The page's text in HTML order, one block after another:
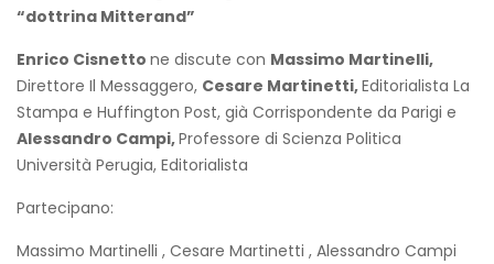
“dottrina Mitterand”
Enrico Cisnetto ne discute con Massimo Martinelli,
Direttore Il Messaggero, Cesare Martinetti,Editorialista La
Stampa e Huffington Post, già Corrispondente da Parigi e
Alessandro Campi,Professore di Scienza Politica
Università Perugia, Editorialista
Partecipano:
Massimo Martinelli , Cesare Martinetti , Alessandro Campi